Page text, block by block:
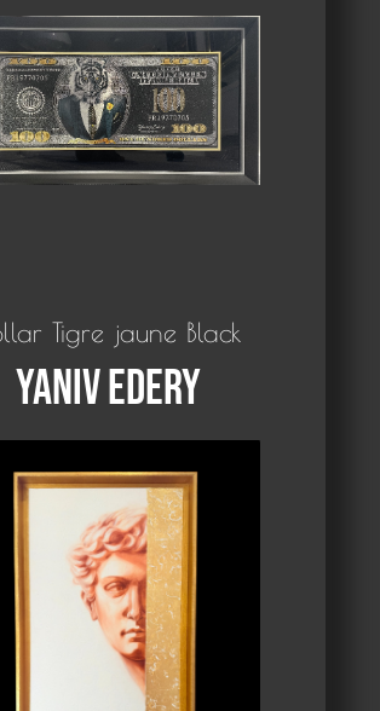
Tigre jaune Black
Yaniv Edery